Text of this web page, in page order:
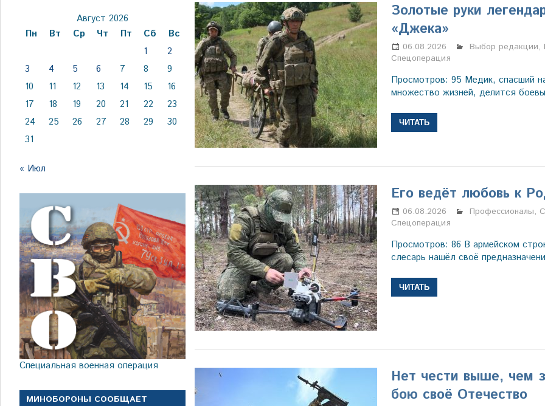
Золотые руки
«Джека»
06.08.2026 Марина
Выбор редакции,
Спецоперация
Просмотров: 95 Медик, спасший
множество жизней, делится
ЧИТАТЬ
Его ведёт любовь к
06.08.2026 Марина
Профессионалы,
Спецоперация
Просмотров: 86 В армейском
слесарь нашёл своё
ЧИТАТЬ
Нет чести выше, чем
бою своё Отечество
Август 2026
Пн
Вт Ср Чт Пт Сб
Вс
1
2
3
4 5 6 7 8
9
10
11 12 13 14 15
16
17
18 19 20 21 22
23
24
25 26 27 28 29
30
31
« Июл
Специальная военная операция
МИНОБОРОНЫ СООБЩАЕТ